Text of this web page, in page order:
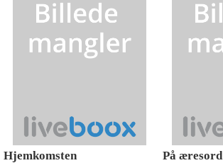
Hjemkomsten På æresord